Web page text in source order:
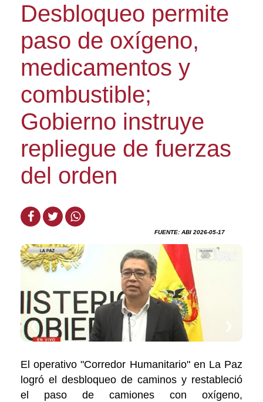
Desbloqueo permite
paso de oxígeno,
medicamentos y
combustible;
Gobierno instruye
repliegue de fuerzas
del orden
FUENTE: ABI 2026-05-17
❮ ❯
El operativo "Corredor Humanitario" en La Paz
logró el desbloqueo de caminos y restableció
el paso de camiones con oxígeno,